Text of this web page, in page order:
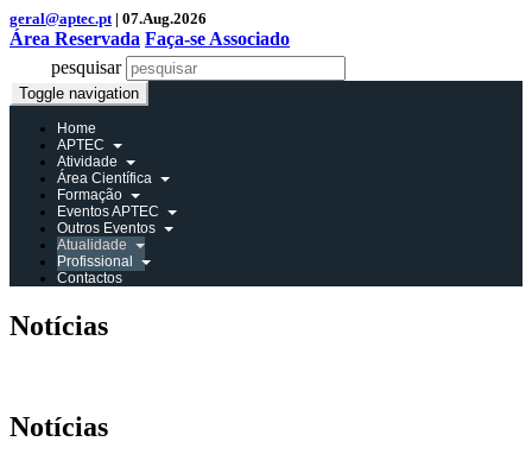
geral@aptec.pt| 07.Aug.2026
Área Reservada Faça-se Associado
pesquisar
Toggle navigation
Home
APTEC
Atividade
Área Científica
Formação
Eventos APTEC
Outros Eventos
Atualidade
Profissional
Contactos
Notícias
Notícias